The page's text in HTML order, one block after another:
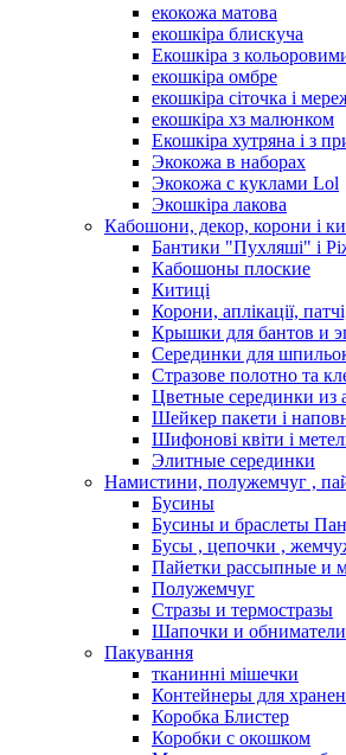
екокожа матова
екошкіра блискуча
Екошкіра з
екошкіра омбре
екошкіра сіточка і
екошкіра хз малюнком
Екошкіра хутряна і з
Экокожа в наборах
Экокожа с куклами Lol
Экошкiра лакова
Кабошони, декор, корони і
Бантики "Пухляші" і
Кабошоны плоские
Китиці
Корони, аплікації,
Крышки для бантов и
Серединки для
Стразове полотно та
Цветные серединки из
Шейкер пакети і
Шифонові квіти і
Элитные серединки
Намистини, полужемчуг ,
Бусины
Бусины и браслеты
Бусы , цепочки ,
Пайетки рассыпные и
Полужемчуг
Стразы и термостразы
Шапочки и обниматели
Пакування
тканинні мішечки
Контейнеры для
Коробка Блистер
Коробки с окошком